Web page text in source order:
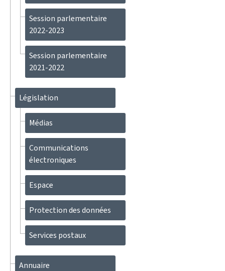
Session parlementaire
2022-2023
Session parlementaire
2021-2022
Législation
Médias
Communications
électroniques
Espace
Protection des données
Services postaux
Annuaire